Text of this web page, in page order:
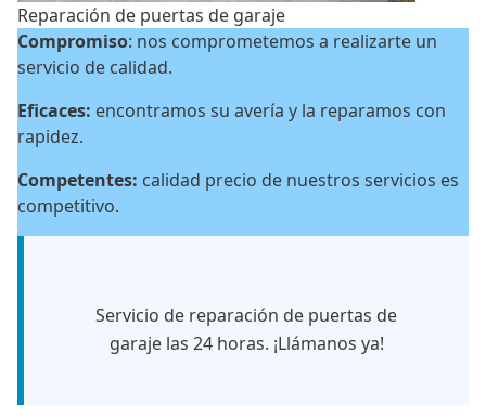
Reparación de puertas de garaje
Compromiso: nos comprometemos a realizarte un
servicio de calidad.
Eficaces: encontramos su avería y la reparamos con
rapidez.
Competentes: calidad precio de nuestros servicios es
competitivo.
Servicio de reparación de puertas de
garaje las 24 horas. ¡Llámanos ya!